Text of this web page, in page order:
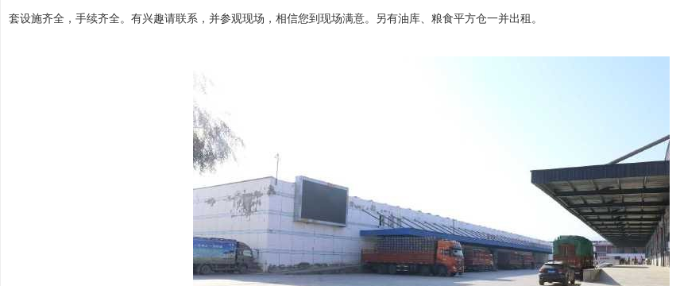
套设施齐全，手续齐全。有兴趣请联系，并参观现场，相信您到现场满意。另有油库、粮食平方仓一并出租。